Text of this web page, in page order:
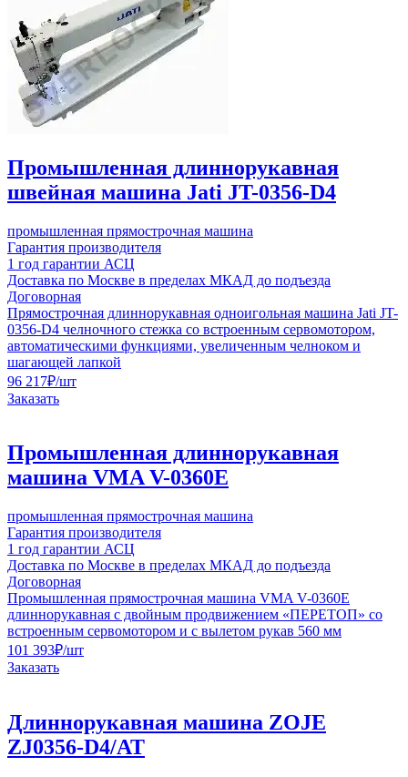
Промышленная длиннорукавная
швейная машина Jati JT-0356-D4
промышленная прямострочная машина
Гарантия производителя
1 год гарантии АСЦ
Доставка по Москве в пределах МКАД до подъезда
Договорная
Прямострочная длиннорукавная одноигольная машина Jati JT-
0356-D4 челночного стежка со встроенным сервомотором,
автоматическими функциями, увеличенным челноком и
шагающей лапкой
96 217₽/шт
Заказать
Промышленная длиннорукавная
машина VMA V-0360E
промышленная прямострочная машина
Гарантия производителя
1 год гарантии АСЦ
Доставка по Москве в пределах МКАД до подъезда
Договорная
Промышленная прямострочная машина VMA V-0360E
длиннорукавная с двойным продвижением «ПЕРЕТОП» со
встроенным сервомотором и с вылетом рукав 560 мм
101 393₽/шт
Заказать
Длиннорукавная машина ZOJE
ZJ0356-D4/AT